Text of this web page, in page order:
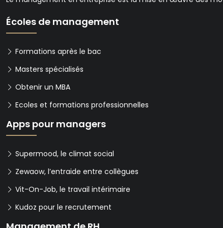
Écoles de management
Formations après le bac
Masters spécialisés
Obtenir un MBA
Ecoles et formations professionnelles
Apps pour managers
Supermood, le climat social
Zewaow, l’entraide entre collègues
Vit-On-Job, le travail intérimaire
Kudoz pour le recrutement